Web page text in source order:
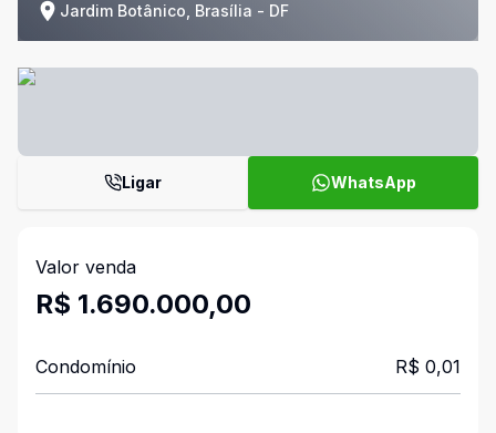
Jardim Botânico, Brasília - DF
Ligar WhatsApp
Valor venda
R$ 1.690.000,00
Condomínio R$ 0,01